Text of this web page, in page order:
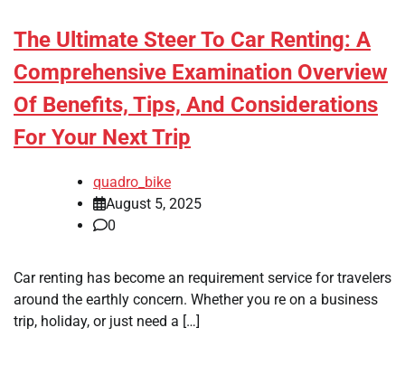
The Ultimate Steer To Car Renting: A
Comprehensive Examination Overview
Of Benefits, Tips, And Considerations
For Your Next Trip
quadro_bike
August 5, 2025
0
Car renting has become an requirement service for travelers
around the earthly concern. Whether you re on a business
trip, holiday, or just need a […]